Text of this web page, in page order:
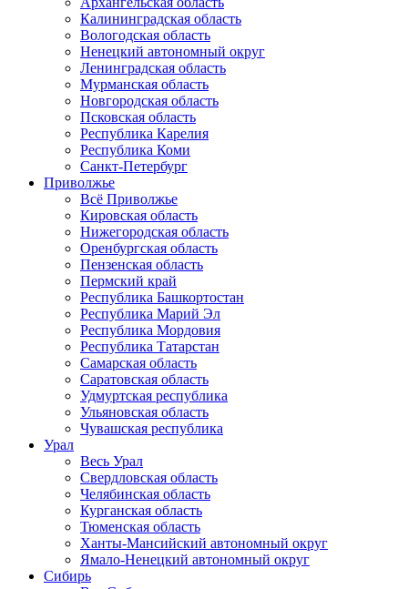
Калининградская область
Вологодская область
Ненецкий автономный округ
Ленинградская область
Мурманская область
Новгородская область
Псковская область
Республика Карелия
Республика Коми
Санкт-Петербург
Приволжье
Всё Приволжье
Кировская область
Нижегородская область
Оренбургская область
Пензенская область
Пермский край
Республика Башкортостан
Республика Марий Эл
Республика Мордовия
Республика Татарстан
Самарская область
Саратовская область
Удмуртская республика
Ульяновская область
Чувашская республика
Урал
Весь Урал
Свердловская область
Челябинская область
Курганская область
Тюменская область
Ханты-Мансийский автономный округ
Ямало-Ненецкий автономный округ
Сибирь